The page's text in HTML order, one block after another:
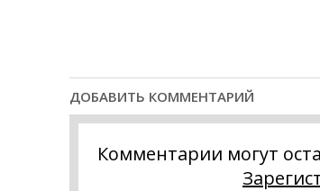
ДОБАВИТЬ КОММЕНТАРИЙ
Комментарии могут